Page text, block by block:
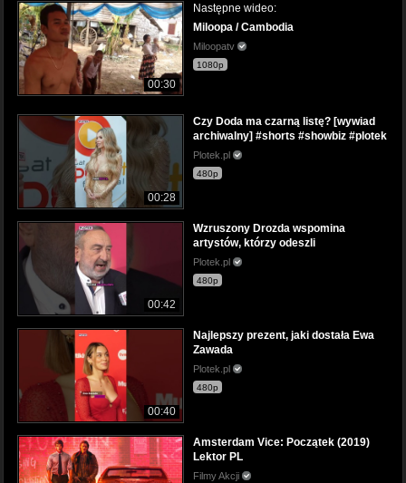
00:30
Następne wideo:
Miloopa / Cambodia
Miloopatv
1080p
00:28
Czy Doda ma czarną listę? [wywiad
archiwalny] #shorts #showbiz #plotek
Plotek.pl
480p
00:42
Wzruszony Drozda wspomina
artystów, którzy odeszli
Plotek.pl
480p
00:40
Najlepszy prezent, jaki dostała Ewa
Zawada
Plotek.pl
480p
Amsterdam Vice: Początek (2019)
Lektor PL
Filmy Akcji